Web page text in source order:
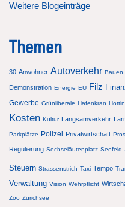
Weitere Blogeinträge
Themen
30 Anwohner Autoverkehr Bauen
Demonstration Energie EU Filz
Gewerbe Grünliberale Hafenkran
Kosten Kultur Langsamverkehr
Parkplätze Polizei Privatwirtschaft
Regulierung Sechseläutenplatz Seefeld
Steuern Strassenstrich Taxi Tempo
Verwaltung Vision Wehrpflicht
Zoo Zürichsee